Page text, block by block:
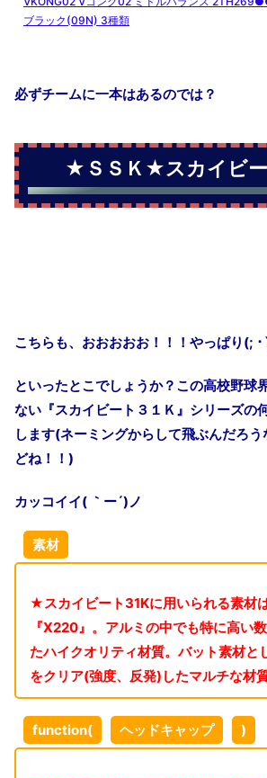
ブラック (09N) 3種類
必ずチームに一本はあるのでは？
★ＳＳＫ★スカイビー
こちらも、おおおおお！！！やっぱり (; ･
といったとこでしょうか？この高校野球
ない『スカイビート３１Ｋ』シリーズの
します(ネーミングからして飛ぶんだろ
どね！！ )
カッコイイ( ｀ー´) ノ
素材
★スカイビート31Kに用いられる素材
『X220 』。アルミの中でも特に高い
たハイクオリティ材質。バット素材と
をクリア(強度、反発) したマルチな材質
function( ヘッドキャップ )